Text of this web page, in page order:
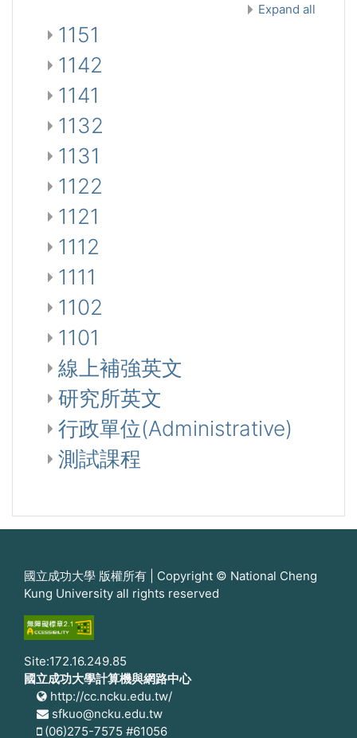
Expand all
1151
1142
1141
1132
1131
1122
1121
1112
1111
1102
1101
線上補強英文
研究所英文
行政單位(Administrative)
測試課程
國立成功大學 版權所有 | Copyright © National Cheng
Kung University all rights reserved
Site:172.16.249.85
國立成功大學計算機與網路中心
http://cc.ncku.edu.tw/
sfkuo@ncku.edu.tw
(06)275-7575 #61056